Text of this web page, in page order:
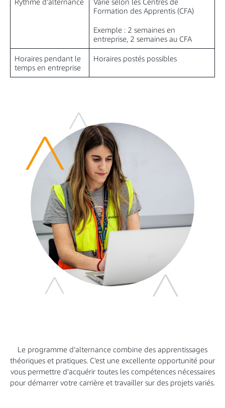
Formation des Apprentis (CFA)
Exemple : 2 semaines en
entreprise, 2 semaines au CFA
Horaires pendant le
temps en entreprise
Horaires postés possibles
Le programme d’alternance combine des apprentissages
théoriques et pratiques. C’est une excellente opportunité pour
vous permettre d’acquérir toutes les compétences nécessaires
pour démarrer votre carrière et travailler sur des projets variés.